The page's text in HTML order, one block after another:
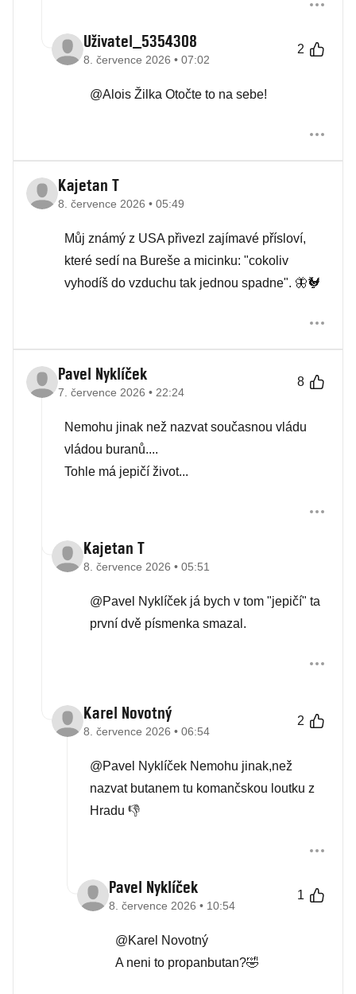
Uživatel_5354308
8. července 2026 • 07:02
2
@Alois Žilka Otočte to na sebe!
Kajetan T
8. července 2026 • 05:49
Můj známý z USA přivezl zajímavé přísloví,
které sedí na Bureše a micinku: "cokoliv
vyhodíš do vzduchu tak jednou spadne". 🦋🐓
Pavel Nyklíček
7. července 2026 • 22:24
8
Nemohu jinak než nazvat současnou vládu
vládou buranů....
Tohle má jepičí život...
Kajetan T
8. července 2026 • 05:51
@Pavel Nyklíček já bych v tom "jepičí" ta
první dvě písmenka smazal.
Karel Novotný
8. července 2026 • 06:54
2
@Pavel Nyklíček Nemohu jinak,než
nazvat butanem tu komančskou loutku z
Hradu 👎
Pavel Nyklíček
8. července 2026 • 10:54
1
@Karel Novotný
A neni to propanbutan?🤣